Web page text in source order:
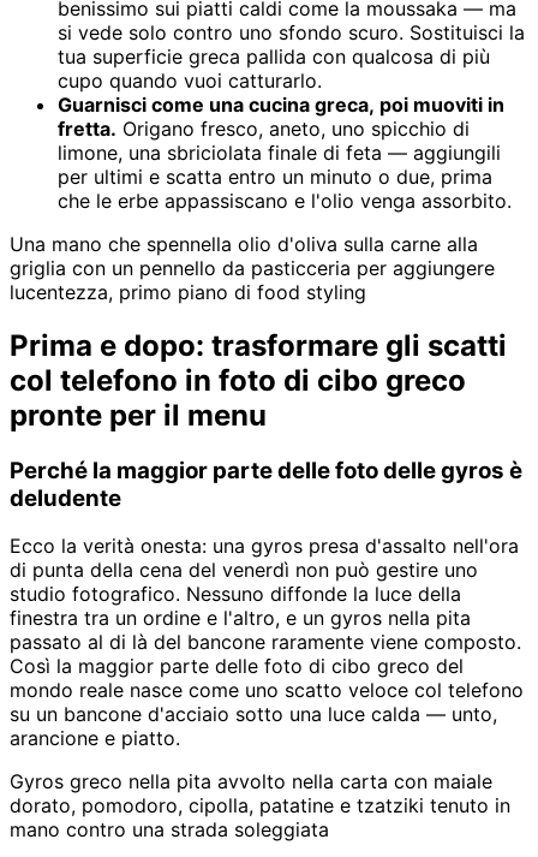
benissimo sui piatti caldi come la moussaka — ma
si vede solo contro uno sfondo scuro. Sostituisci la
tua superficie greca pallida con qualcosa di più
cupo quando vuoi catturarlo.
Guarnisci come una cucina greca, poi muoviti in
fretta. Origano fresco, aneto, uno spicchio di
limone, una sbriciolata finale di feta — aggiungili
per ultimi e scatta entro un minuto o due, prima
che le erbe appassiscano e l'olio venga assorbito.
Una mano che spennella olio d'oliva sulla carne alla
griglia con un pennello da pasticceria per aggiungere
lucentezza, primo piano di food styling
Prima e dopo: trasformare gli scatti
col telefono in foto di cibo greco
pronte per il menu
Perché la maggior parte delle foto delle gyros è
deludente
Ecco la verità onesta: una gyros presa d'assalto nell'ora
di punta della cena del venerdì non può gestire uno
studio fotografico. Nessuno diffonde la luce della
finestra tra un ordine e l'altro, e un gyros nella pita
passato al di là del bancone raramente viene composto.
Così la maggior parte delle foto di cibo greco del
mondo reale nasce come uno scatto veloce col telefono
su un bancone d'acciaio sotto una luce calda — unto,
arancione e piatto.
Gyros greco nella pita avvolto nella carta con maiale
dorato, pomodoro, cipolla, patatine e tzatziki tenuto in
mano contro una strada soleggiata